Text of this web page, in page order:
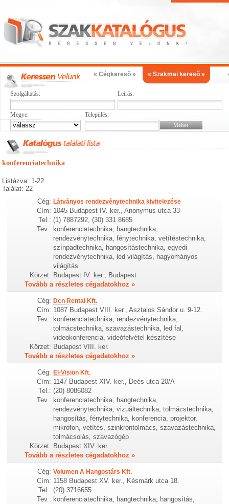
« Cégkereső » « Szakmai kereső »
Szolgáltatás: Leírás:
Megye: Település:
konferenciatechnika
Listázva: 1-22
Találat: 22
Cég: Látványos rendezvénytechnika kivitelezése
Cím: 1045 Budapest IV. ker., Anonymus utca 33
Tel.: (1) 7887292, (30) 331 8685
Tev.: konferenciatechnika, hangtechnika,
rendezvénytechnika, fénytechnika, vetítéstechnika,
színpadtechnika, hangosítástechnika, egyedi
rendezvénytechnika, led világítás, hagyományos
világítás
Körzet: Budapest IV. ker., Budapest
Tovább a részletes cégadatokhoz »
Cég: Dcn Rental Kft.
Cím: 1087 Budapest VIII. ker., Asztalos Sándor u. 9-12.
Tev.: konferenciatechnika, rendezvénytechnika,
tolmácstechnika, szavazástechnika, led fal,
videokonferencia, videófelvétel készítése
Körzet: Budapest VIII. ker.
Tovább a részletes cégadatokhoz »
Cég: El-Vision Kft.
Cím: 1147 Budapest XIV. ker., Deés utca 20/A
Tel.: (20) 8086082
Tev.: konferenciatechnika, hangtechnika,
rendezvénytechnika, vizuáltechnika, tolmácstechnika,
hangosítás, fénytechnika, konferencia, projektor,
mikrofon, vetítés, szinkrontolmács, szavazástechnika,
tolmácsolás, szavazógép
Körzet: Budapest XIV. ker.
Tovább a részletes cégadatokhoz »
Cég: Volumen A Hangostárs Kft.
Cím: 1158 Budapest XV. ker., Késmárk utca 18.
Tel.: (20) 3716655
Tev.: konferenciatechnika, hangtechnika, hangosítás,